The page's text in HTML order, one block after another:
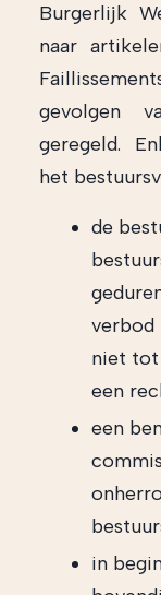
Burgerlijk
naar
gevolgen
geregeld.
het
de
verbod
niet tot
een
een
in